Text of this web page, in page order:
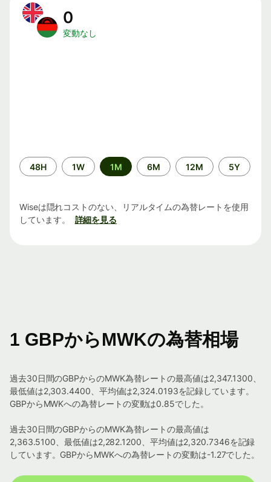
0
変動なし
期
間
48H 1W 1M 6M 12M 5Y
Wiseは隠れコストのない、リアルタイムの為替レートを使用
しています。
詳細を見る
1 GBPからMWKの為替相場
過去30日間のGBPからのMWK為替レートの最高値は2,347.1300、
最低値は2,303.4400、平均値は2,324.0193を記録しています。
GBPからMWKへの為替レートの変動は0.85でした。
過去30日間のGBPからのMWK為替レートの最高値は
2,363.5100、最低値は2,282.1200、平均値は2,320.7346を記録
しています。GBPからMWKへの為替レートの変動は-1.27でした。